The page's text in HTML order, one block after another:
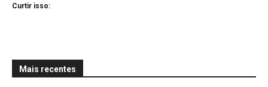
Curtir isso:
Mais recentes